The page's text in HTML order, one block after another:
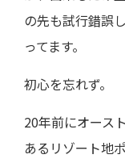
の先も試行錯誤
ってます。
初心を忘れず。
20年前にオース
あるリゾート地